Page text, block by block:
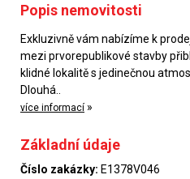
Popis nemovitosti
Exkluzivně vám nabízíme k
mezi prvorepublikové stavby
klidné lokalitě s jedinečnou
Dlouhá..
více informací »
Základní údaje
Číslo zakázky: E1378V046